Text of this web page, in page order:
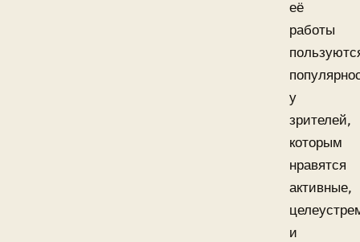
её
работы
у
зрителей,
которым
нравятся
активные,
и